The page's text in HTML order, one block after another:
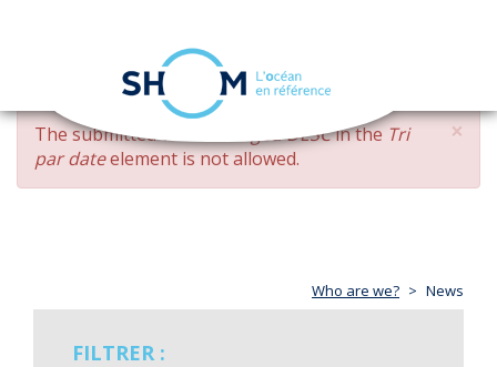
Skip
main
content
navigation
×
ERROR
MESSAGE
The submitted value changed DESCin the Tri
par dateelement is not allowed.
Who are we? News
FILTRER :